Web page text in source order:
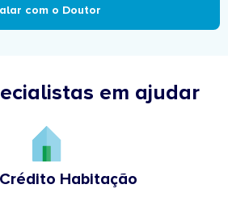
com o Doutor
em ajudar
Habitação